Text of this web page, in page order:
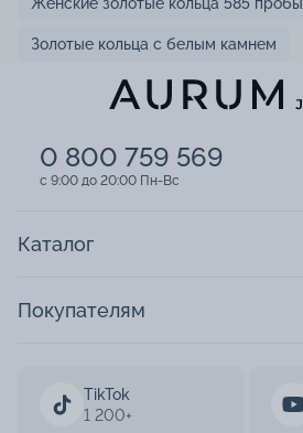
Женские золотые кольца 585 пробы
Золотые кольца с белым камнем
0 800 759 569
c 9:00 до 20:00 Пн-Вс
TikTok
1 200+
Каталог
Покупателям